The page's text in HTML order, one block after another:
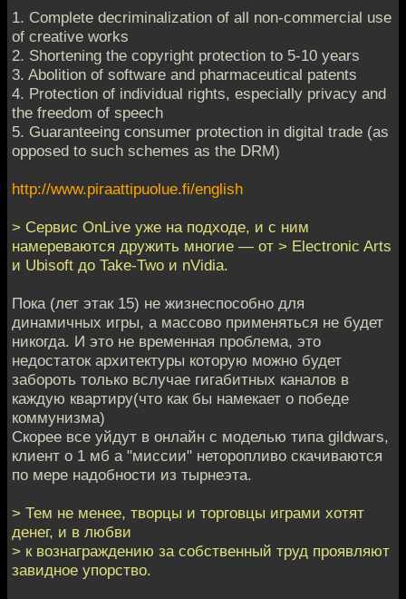
1. Complete decriminalization of all non-commercial use
of creative works
2. Shortening the copyright protection to 5-10 years
3. Abolition of software and pharmaceutical patents
4. Protection of individual rights, especially privacy and
the freedom of speech
5. Guaranteeing consumer protection in digital trade (as
opposed to such schemes as the DRM)
http://www.piraattipuolue.fi/english
> Сервис OnLive уже на подходе, и с ним
намереваются дружить многие — от > Electronic Arts
и Ubisoft до Take-Two и nVidia.
Пока (лет этак 15) не жизнеспособно для
динамичных игры, а массово применяться не будет
никогда. И это не временная проблема, это
недостаток архитектуры которую можно будет
забороть только вслучае гигабитных каналов в
каждую квартиру(что как бы намекает о победе
коммунизма)
Скорее все уйдут в онлайн с моделью типа gildwars,
клиент о 1 мб а "миссии" неторопливо скачиваются
по мере надобности из тырнеэта.
> Тем не менее, творцы и торговцы играми хотят
денег, и в любви
> к вознаграждению за собственный труд проявляют
завидное упорство.